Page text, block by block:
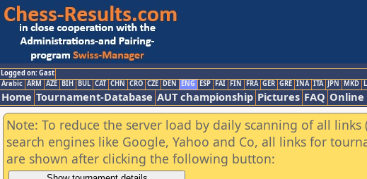
Logged on: Gast
Arabic ARM AZE BIH BUL CAT CHN CRO CZE DEN ENG ESP FAI FIN FRA GER GRE INA ITA JPN MKD
Home Tournament-Database AUT championship Pictures FAQ
Note: To reduce the server load by daily scanning of all links
search engines like Google, Yahoo and Co, all links for
are shown after clicking the following button: